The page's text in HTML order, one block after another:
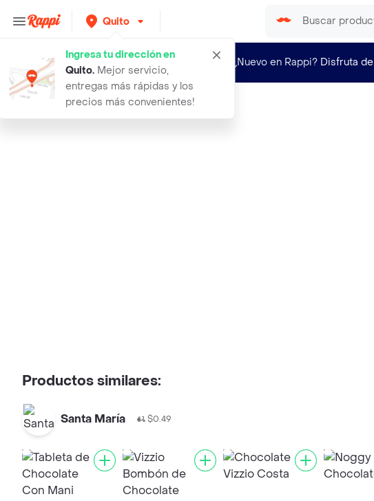
Quito
Ingresa tu dirección en
Quito. Mejor servicio,
entregas más rápidas y los
precios más convenientes!
¿Nuevo en Rappi? Disfruta de
vizzio chocolate crunch
Productos similares:
Santa María $0.49